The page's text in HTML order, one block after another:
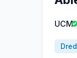
UCM